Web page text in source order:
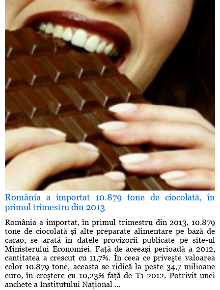
România a importat 10.879 tone de ciocolată, în
primul trimestru din 2013
România a importat, în primul trimestru din 2013, 10.879
tone de ciocolată şi alte preparate alimentare pe bază de
cacao, se arată în datele provizorii publicate pe site-ul
Ministerului Economiei. Faţă de aceeaşi perioadă a 2012,
cantitatea a crescut cu 11,7%. În ceea ce priveşte valoarea
celor 10.879 tone, aceasta se ridică la peste 34,7 milioane
euro, în creştere cu 10,23% faţă de T1 2012. Potrivit unei
anchete a Institutului Naţional ...